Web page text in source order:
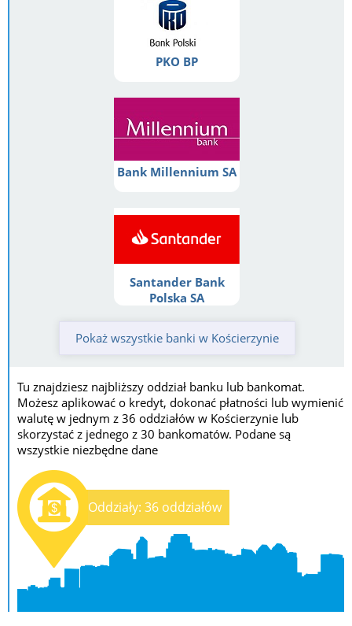
PKO BP
Bank Millennium SA
Santander Bank
Polska SA
Pokaż wszystkie banki w Kościerzynie
Tu znajdziesz najbliższy oddział banku lub bankomat.
Możesz aplikować o kredyt, dokonać płatności lub wymienić
walutę w jednym z 36 oddziałów w Kościerzynie lub
skorzystać z jednego z 30 bankomatów. Podane są
wszystkie niezbędne dane
Oddziały: 36 oddziałów